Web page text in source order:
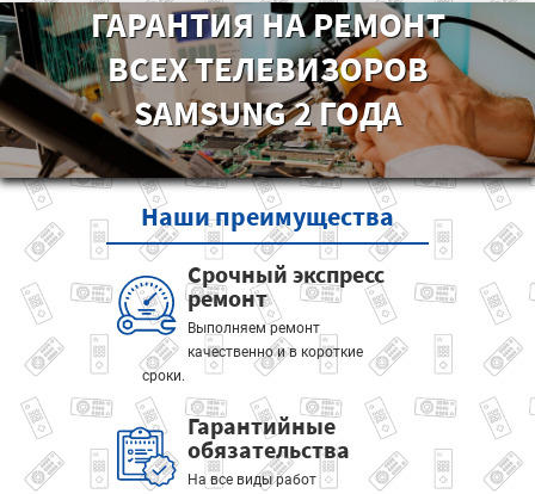
ГАРАНТИЯ НА РЕМОНТ
ВСЕХ ТЕЛЕВИЗОРОВ
SAMSUNG 2 ГОДА
Нашипреимущества
Срочный экспресс
ремонт
Выполняем ремонт
качественно и в короткие
сроки.
Гарантийные
обязательства
На все виды работ